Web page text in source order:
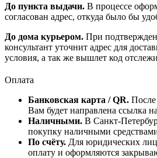
До пункта выдачи. В процессе
согласован адрес, откуда было бы
До дома курьером. При
консультант уточнит адрес для
условия, а так же вышлет код
Оплата
Банковская карта / QR. После
Вам будет направлена ссылка
Наличными. В Санкт-
покупку наличными
По счёту. Для юридических лиц
оплату и оформляются